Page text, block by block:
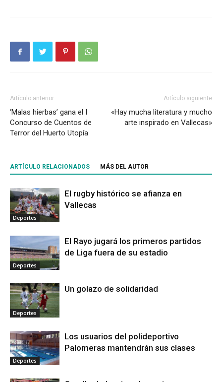
Artículo anterior
‘Malas hierbas’ gana el I
Concurso de Cuentos de
Terror del Huerto Utopía
Artículo siguiente
«Hay mucha literatura y mucho
arte inspirado en Vallecas»
ARTÍCULO RELACIONADOS MÁS DEL AUTOR
Deportes
El rugby histórico se afianza en
Vallecas
Deportes
El Rayo jugará los primeros partidos
de Liga fuera de su estadio
Deportes
Un golazo de solidaridad
Deportes
Los usuarios del polideportivo
Palomeras mantendrán sus clases